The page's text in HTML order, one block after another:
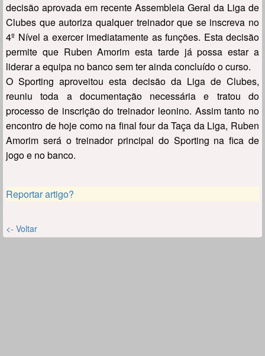
decisão aprovada em recente Assembleia Geral da Liga de
Clubes que autoriza qualquer treinador que se inscreva no
4º Nível a exercer imediatamente as funções. Esta decisão
permite que Ruben Amorim esta tarde já possa estar a
liderar a equipa no banco sem ter ainda concluído o curso.
O Sporting aproveitou esta decisão da Liga de Clubes,
reuniu toda a documentação necessária e tratou do
processo de inscrição do treinador leonino. Assim tanto no
encontro de hoje como na final four da Taça da Liga, Ruben
Amorim será o treinador principal do Sporting na fica de
jogo e no banco.
Reportar artigo?
<- Voltar